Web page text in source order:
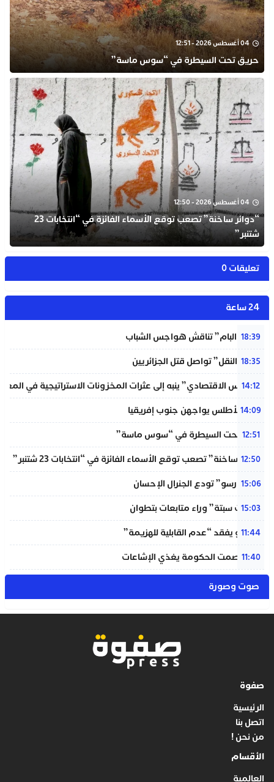
04 أغسطس 2026 - 12:51
حريق تحت السيطرة في “سوس ماسة”
04 أغسطس 2026 - 12:50
“دوائر ساخنة” تصعب توقع الأسماء الفائزة في “انتخابات 23
شتنبر”
تعليقات 0
24 ساعة
18:39
شبيبة “البام” تناقش هواجس الشباب
18:35
“خردة النقل” تواصل قتل الجزائريين
14:12
“المجلس الاقتصادي” ينبه إلى عثرات المخزونات الاستراتيجية في
14:09
لبؤات الأطلس يواجهن جنوب إفريقيا
12:51
حريق تحت السيطرة في “سوس ماسة”
12:50
“دوائر ساخنة” تصعب توقع الأسماء الفائزة في “انتخابات 23 شتنبر”
15:06
“المينورسو” تودع الجنرال الإحسان
15:03
“أحداث سبتة” وراء متابعات بتطوان
11:44
إنفانتينو يفقد “عدم القابلية للهزيمة”
11:40
بنعلي: صمت الحكومة يغذي الإشاعات
صوت وصورة
صفوة
الرئيسية
اتصل بنا
من نحن !
الأقسام
العالمية